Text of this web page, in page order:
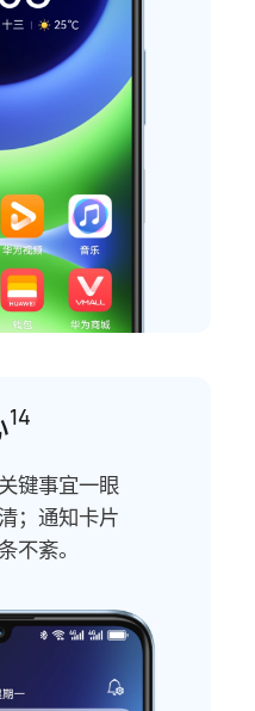
14
键事宜一眼
；通知卡片
不紊。